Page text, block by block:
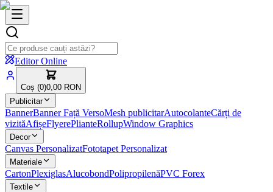
Editor Online
Coș (0)0,00 RON
Publicitar
BannerBanner Față VersoMesh publicitarAutocolanteCărți de
vizităAfișeFlyerePlianteRollupWindow Graphics
Decor
Canvas PersonalizatFototapet Personalizat
Materiale
CartonPlexiglasAlucobondPolipropilenăPVC Forex
Textile